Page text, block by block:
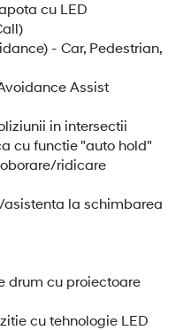
cu LED
- Car, Pedestrian,
Assist
in intersectii
cu functie "auto hold"
ridicare
asistenta la schimbarea
drum cu proiectoare
cu tehnologie LED